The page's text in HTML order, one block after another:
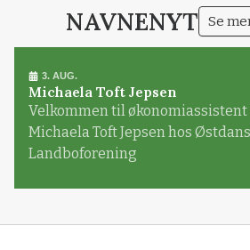
NAVNENYT Se
3. AUG.
Michaela Toft Jepsen
Velkommen til
Michaela Toft Jepsen hos
Landboforening